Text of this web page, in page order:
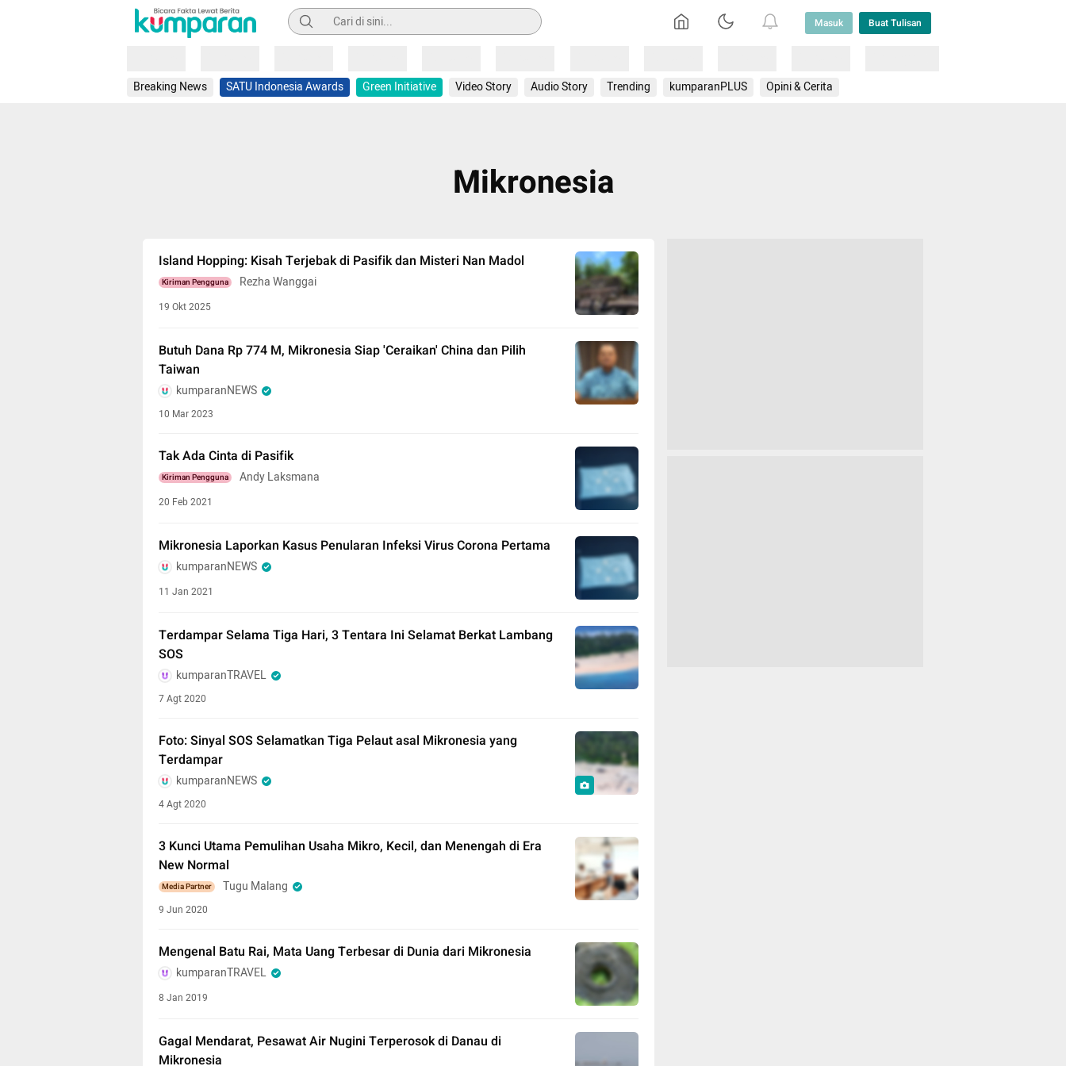
Pencarian Masuk Buat Tulisan
Breaking News SATU Indonesia Awards Green Initiative Video Story Audio Story Trending kumparanPLUS Opini & Cerita
Mikronesia
Island Hopping: Kisah Terjebak di Pasifik dan Misteri Nan Madol
Kiriman Pengguna Rezha Wanggai
19 Okt 2025
Butuh Dana Rp 774 M, Mikronesia Siap 'Ceraikan' China dan Pilih
Taiwan
kumparanNEWS
10 Mar 2023
Tak Ada Cinta di Pasifik
Kiriman Pengguna Andy Laksmana
20 Feb 2021
Mikronesia Laporkan Kasus Penularan Infeksi Virus Corona Pertama
kumparanNEWS
11 Jan 2021
Terdampar Selama Tiga Hari, 3 Tentara Ini Selamat Berkat Lambang
SOS
kumparanTRAVEL
7 Agt 2020
Foto: Sinyal SOS Selamatkan Tiga Pelaut asal Mikronesia yang
Terdampar
kumparanNEWS
4 Agt 2020
3 Kunci Utama Pemulihan Usaha Mikro, Kecil, dan Menengah di Era
New Normal
Media Partner Tugu Malang
9 Jun 2020
Mengenal Batu Rai, Mata Uang Terbesar di Dunia dari Mikronesia
kumparanTRAVEL
8 Jan 2019
Gagal Mendarat, Pesawat Air Nugini Terperosok di Danau di
Mikronesia